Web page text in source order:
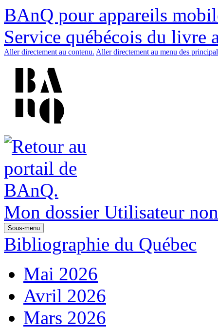
BAnQ pour appareils
Service québécois du livre
Aller directement au contenu. Aller directement au menu des
Mon dossier Utilisateur
Sous-menu
Bibliographie du Québec
Mai 2026
Avril 2026
Mars 2026